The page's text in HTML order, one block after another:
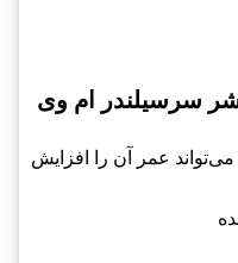
سرسیلندر ام وی
عمر آن را افزایش